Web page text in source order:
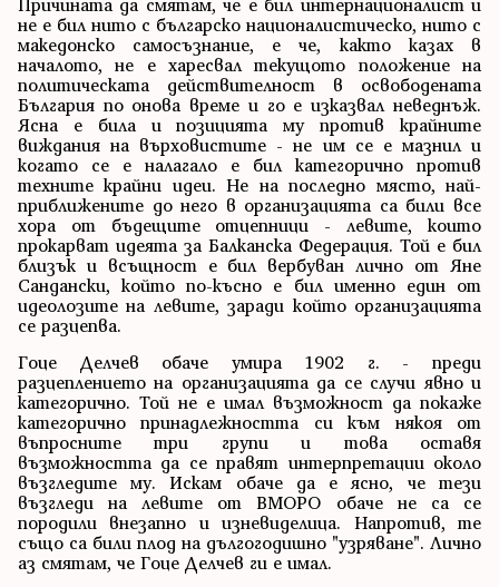
Причината да смятам, че е бил интернационалист и
не е бил нито с българско националистическо, нито с
македонско самосъзнание, е че, както казах в
началото, не е харесвал текущото положение на
политическата действителност в освободената
България по онова време и го е изказвал неведнъж.
Ясна е била и позицията му против крайните
виждания на върховистите - не им се е мазнил и
когато се е налагало е бил категорично против
техните крайни идеи. Не на последно място, най-
приближените до него в организацията са били все
хора от бъдещите отцепници - левите, които
прокарват идеята за Балканска Федерация. Той е бил
близък и всъщност е бил вербуван лично от Яне
Сандански, който по-късно е бил именно един от
идеолозите на левите, заради който организацията
се разцепва.
Гоце Делчев обаче умира 1902 г. - преди
разцеплението на организацията да се случи явно и
категорично. Той не е имал възможност да покаже
категорично принадлежността си към някоя от
въпросните три групи и това оставя
възможността да се правят интерпретации около
възгледите му. Искам обаче да е ясно, че тези
възгледи на левите от ВМОРО обаче не са се
породили внезапно и изневиделица. Напротив, те
също са били плод на дългогодишно "узряване". Лично
аз смятам, че Гоце Делчев ги е имал.